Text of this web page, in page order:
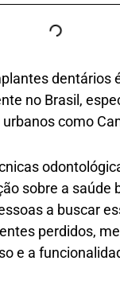
dentários
no Brasil,
como
sobre a saúde
a buscar
perdidos,
e a